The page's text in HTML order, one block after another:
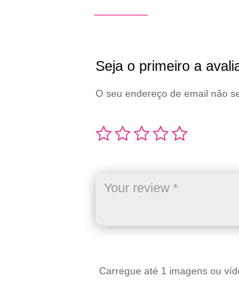
Seja o primeiro a
O seu endereço de email não
Carregue até 1 imagens ou